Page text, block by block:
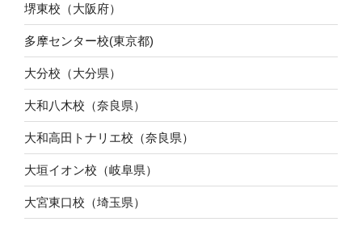
堺東校（大阪府）
多摩センター校(東京都)
大分校（大分県）
大和八木校（奈良県）
大和高田トナリエ校（奈良県）
大垣イオン校（岐阜県）
大宮東口校（埼玉県）